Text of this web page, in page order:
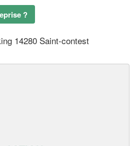
?
14280 Saint-contest